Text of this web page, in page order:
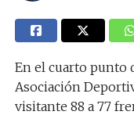
En el cuarto punto
Asociación
visitante 88 a 77